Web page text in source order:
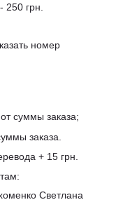
грн.
номер
суммы заказа;
заказа.
+ 15 грн.
Светлана